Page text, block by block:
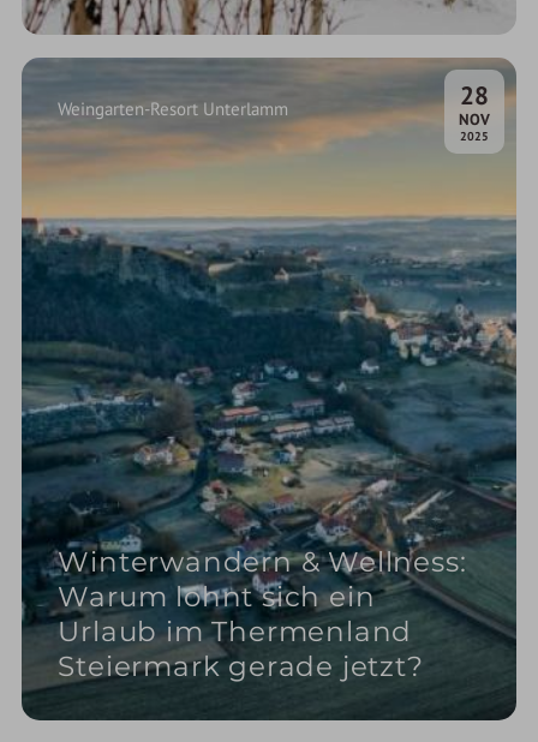
28
NOV.
2025
Winterwandern & Wellness:
Warum lohnt sich ein
Urlaub im Thermenland
Steiermark gerade jetzt?
Weingarten-Resort Unterlamm